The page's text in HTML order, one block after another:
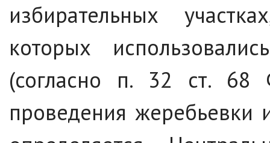
избирательных
которых
(согласно п. 32 ст. 68
проведения жеребьевки